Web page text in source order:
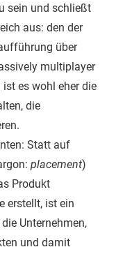
sein und schließt
aus: den der
über
multiplayer
es wohl eher die
die
Statt auf
placement)
Produkt
erstellt, ist ein
Unternehmen,
und damit